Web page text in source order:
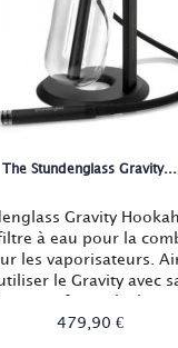
The Stundenglass Gravity...
Gravity
à eau pour la
les vaporisateurs.
le Gravity avec
14,5 mm avec un vapo
479,90 €